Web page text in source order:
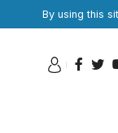
By using this